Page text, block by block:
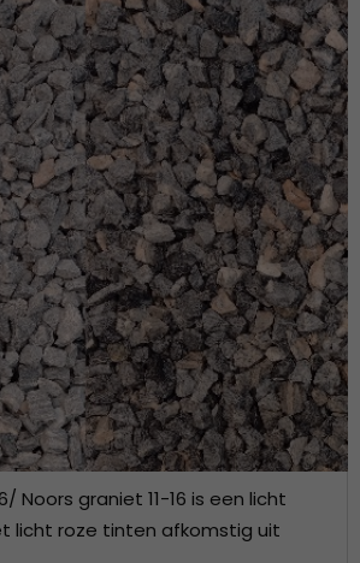
Noors graniet 11-16 is een licht
licht roze tinten afkomstig uit